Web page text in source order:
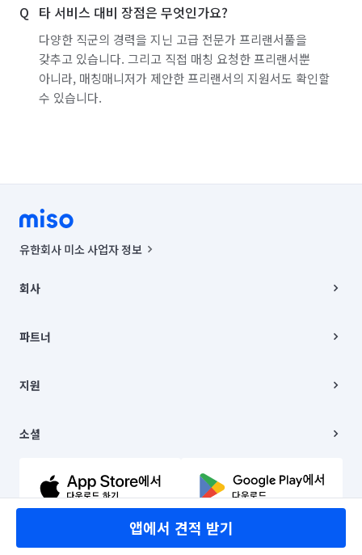
타 서비스 대비 장점은 무엇인가요?
다양한 직군의 경력을 지닌 고급 전문가 프리랜서풀을
갖추고 있습니다. 그리고 직접 매칭 요청한 프리랜서뿐
아니라, 매칭매니저가 제안한 프리랜서의 지원서도 확인할
수 있습니다.
앱에서 견적 받기
유한회사 미소 사업자 정보
00019 |
주소 | 본사: 서울특별시 종로구 율곡로 6(중학동, 트윈트리빌딩) B동 5층
컨택센터 : 서울특별시 종로구 수송동 율곡로 24, 7층, 8층 미소
상품, 상품정보, 거래에 관한 의무와 책임은 거래당사자에게 있습니다.
언론 보도 관련 문의:
© 유한회사 미소. Miso, Inc. All Rights Reserved.
회사
채용
파트너
이사
지원
이용약관
문의하기
소셜
유튜브